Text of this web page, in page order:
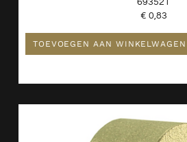
693521
€ 0,83
TOEVOEGEN AAN WINKELWAGEN